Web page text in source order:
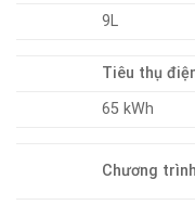
9L
Tiêu thụ
65 kWh
Chương